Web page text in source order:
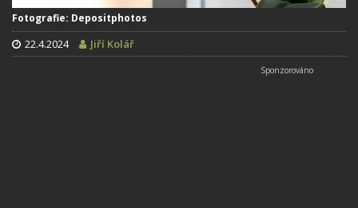
Fotografie: Depositphotos
22.4.2024 Jiří Kolář